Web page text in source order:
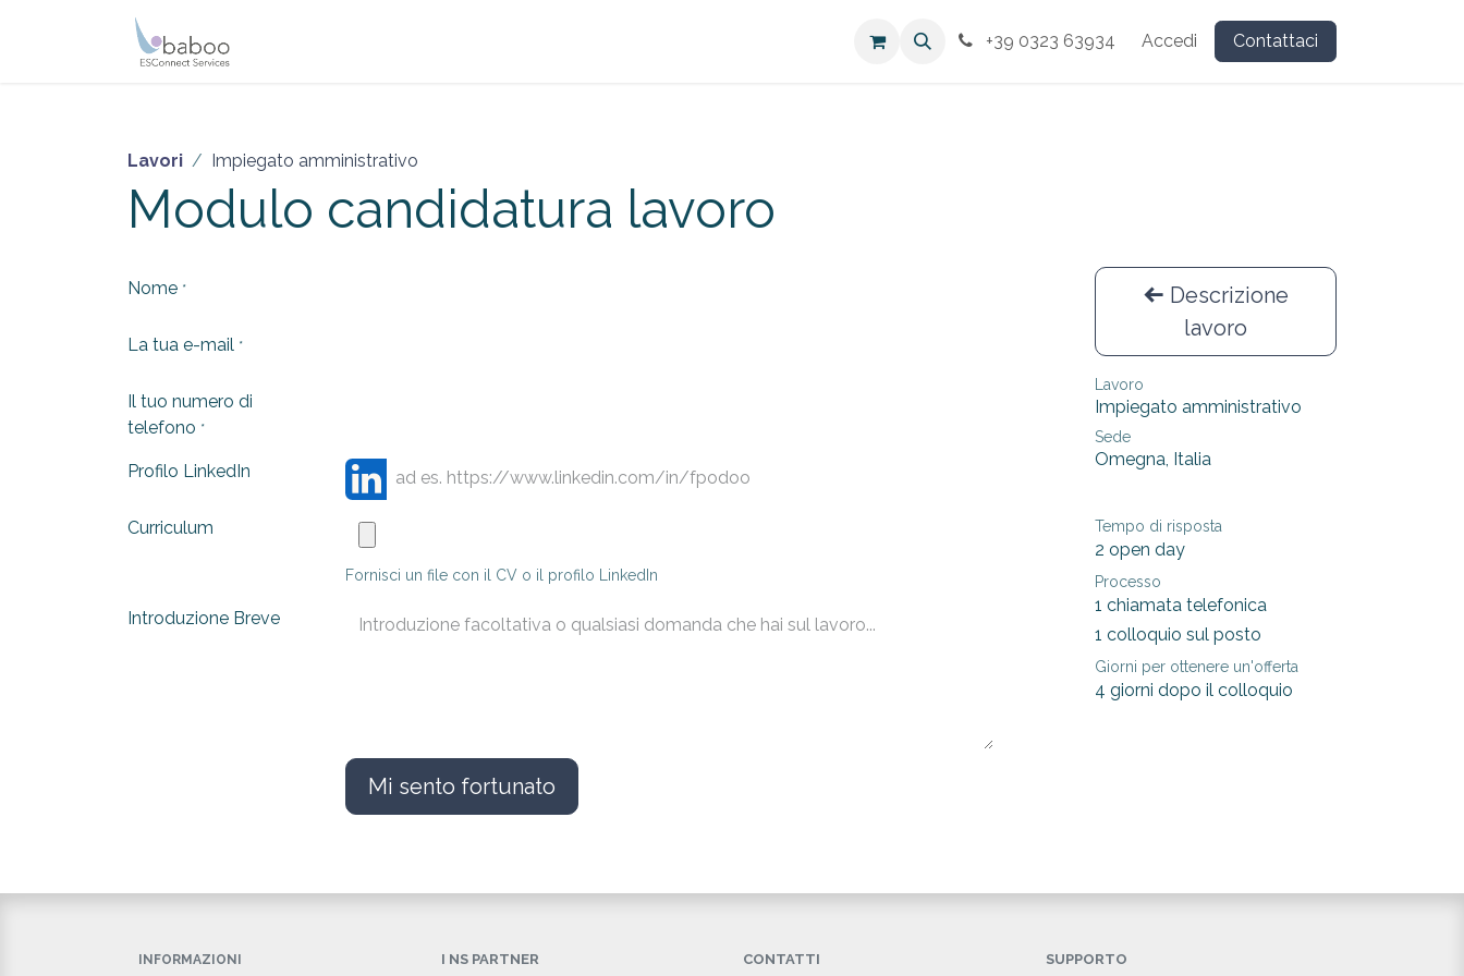
+39 0323 63934
Accedi Contattaci
Lavori Impiegato amministrativo
Modulo candidatura lavoro
Nome *
La tua e-mail *
Il tuo numero di
telefono *
Profilo LinkedIn
Curriculum
Fornisci un file con il CV o il profilo LinkedIn
Introduzione Breve
Mi sento fortunato
Descrizione
lavoro
Lavoro
Impiegato amministrativo
Sede
Omegna, Italia
Tempo di risposta
2 open day
Processo
1 chiamata telefonica
1 colloquio sul posto
Giorni per ottenere un'offerta
4 giorni dopo il colloquio
INFORMAZIONI I NS PARTNER CONTATTI SUPPORTO